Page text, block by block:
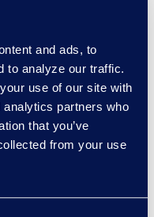
and ads, to
to analyze our traffic.
use of our site with
partners who
that you’ve
from your use
로자, 클라
계 어디에서
구 사항을 충
업체는 또한
터 관리 장애
비스를 제공
습니다." - 기